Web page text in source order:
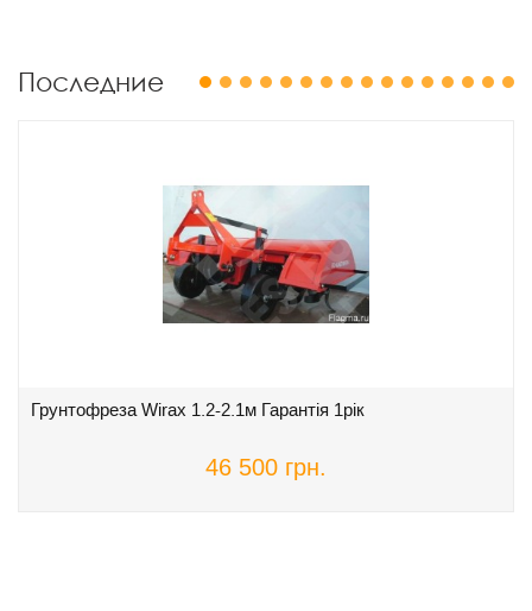
Последние
Грунтофреза Wirax 1.2-2.1м Гарантія 1рік
46 500 грн.
1 2 3 4 5 6 7 8 9 10 11 12 13 14 15 16